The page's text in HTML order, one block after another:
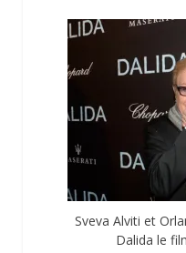
Sveva Alviti et
Dalida le